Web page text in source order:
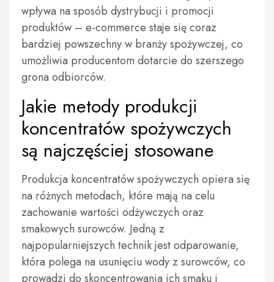
wpływa na sposób dystrybucji i promocji
produktów – e-commerce staje się coraz
bardziej powszechny w branży spożywczej, co
umożliwia producentom dotarcie do szerszego
grona odbiorców.
Jakie metody produkcji
koncentratów spożywczych
są najczęściej stosowane
Produkcja koncentratów spożywczych opiera się
na różnych metodach, które mają na celu
zachowanie wartości odżywczych oraz
smakowych surowców. Jedną z
najpopularniejszych technik jest odparowanie,
która polega na usunięciu wody z surowców, co
prowadzi do skoncentrowania ich smaku i